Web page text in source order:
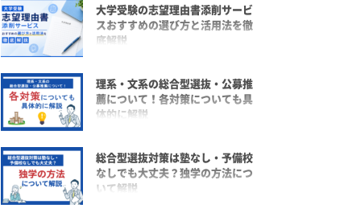
大学受験の志望理由書添削サービ
スおすすめの選び方と活用法を徹
底解説
理系・文系の総合型選抜・公募推
薦について！各対策についても具
体的に解説
総合型選抜対策は塾なし・予備校
なしでも大丈夫？独学の方法につ
いて解説